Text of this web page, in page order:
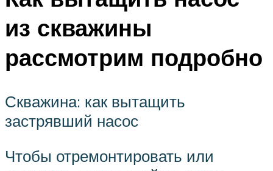
из скважины
рассмотрим подробно
Скважина: как вытащить
застрявший насос
Чтобы отремонтировать или